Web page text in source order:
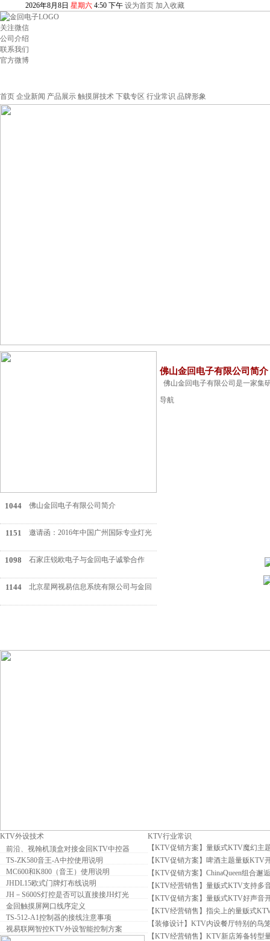
2026年8月 8日 星期六 4:50 下午 设为首页 加入收藏
关注微信
公司介绍
联系我们
官方微博
首页 企业新闻 产品展示 触摸屏技术 下载专区 行业常识 品牌形象
1044 佛山金回电子有限公司简介
1151 邀请函：2016年中国广州国际专业灯光
1098 石家庄锐欧电子与金回电子诚挚合作
1144 北京星网视易信息系统有限公司与金回
佛山金回电子有限公司简介
佛山金回电子有限公司是一家集
导航
KTV外设技术
前沿、视翰机顶盒对接金回KTV中控器
TS-ZK580音王-A中控使用说明
MC600和K800（音王）使用说明
JHDL15欧式门牌灯布线说明
JH－S600S灯控是否可以直接接JH灯光
金回触摸屏网口线序定义
TS-512-A1控制器的接线注意事项
视易联网智控KTV外设智能控制方案
KTV行业常识
【KTV促销方案 】 量贩式KTV魔幻主
【KTV促销方案 】 啤酒主题量贩KTV
【KTV促销方案 】 ChinaQueen组合邂
【KTV经营销售 】 量贩式KTV支持多
【KTV促销方案 】 量贩式KTV好声音
【KTV经营销售 】 指尖上的量贩式
【装修设计】 KTV内设餐厅特别的鸟
【KTV经营销售 】 KTV新店筹备转型